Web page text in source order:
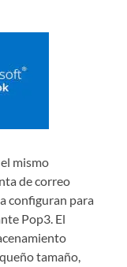
mismo
de correo
configuran para
Pop3. El
tamaño,